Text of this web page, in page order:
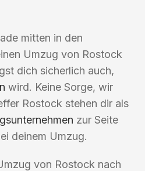
mitten in den
Umzug von Rostock
dich sicherlich auch,
wird. Keine Sorge, wir
Rostock stehen dir als
zur Seite
deinem Umzug.
von Rostock nach